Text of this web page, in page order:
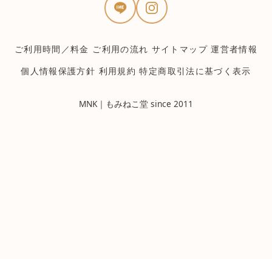
ご利用時間／料金 ご利用の流れ サイトマップ 運営者情報
個人情報保護方針 利用規約 特定商取引法に基づく表示
MNK｜もみねこ堂 since 2011